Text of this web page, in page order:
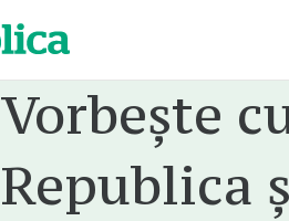
Vorbește
Republica